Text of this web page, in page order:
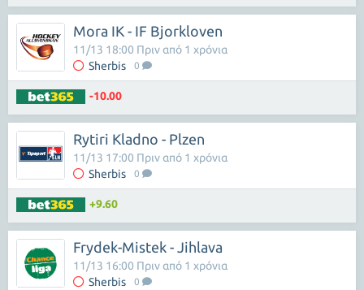
Mora IK - IF Bjorkloven
Sherbis 0
11/13 18:00 Πριν από 1 χρόνια
-10.00
Rytiri Kladno - Plzen
Sherbis 0
11/13 17:00 Πριν από 1 χρόνια
+9.60
Frydek-Mistek - Jihlava
Sherbis 0
11/13 16:00 Πριν από 1 χρόνια